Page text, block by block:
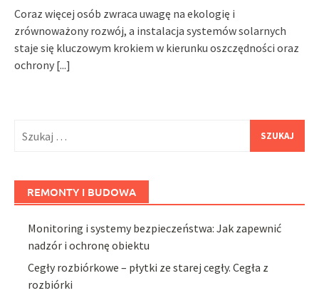
Coraz więcej osób zwraca uwagę na ekologię i
zrównoważony rozwój, a instalacja systemów solarnych
staje się kluczowym krokiem w kierunku oszczędności oraz
ochrony [...]
REMONTY I BUDOWA
Monitoring i systemy bezpieczeństwa: Jak zapewnić
nadzór i ochronę obiektu
Cegły rozbiórkowe – płytki ze starej cegły. Cegła z
rozbiórki